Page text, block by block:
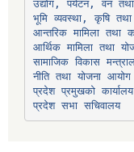
उद्योग, पर्यटन, वन तथा
भूमि व्यवस्था, कृषि तथा
सामाजिक विकास
नीति तथा योजना आयोग
प्रदेश प्रमुखको कार्यालय
प्रदेश सभा सचिवालय